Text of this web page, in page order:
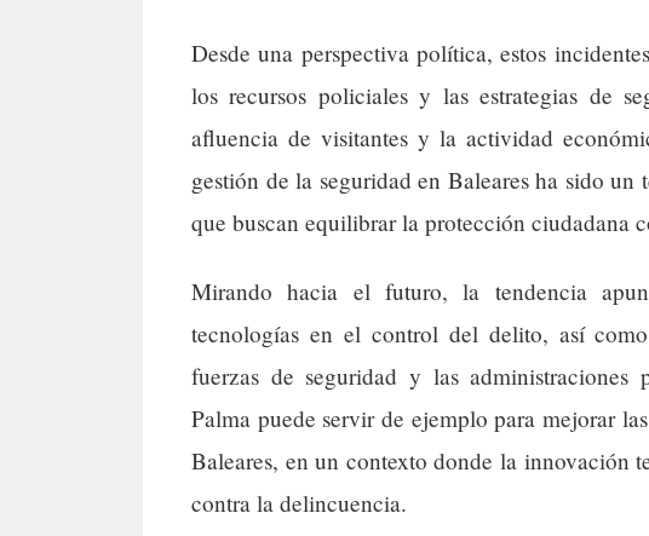
Desde una perspectiva política, estos
los recursos policiales y las estrategias de
afluencia de visitantes y la actividad
gestión de la seguridad en Baleares ha sido
que buscan equilibrar la protección ciudadana
Mirando hacia el futuro, la tendencia
tecnologías en el control del delito, así
fuerzas de seguridad y las
Palma puede servir de ejemplo para mejorar
Baleares, en un contexto donde la innovación
contra la delincuencia.